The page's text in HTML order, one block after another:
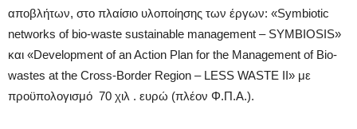
αποβλήτων, στο πλαίσιο υλοποίησης των έργων: «Symbiotic
networks of bio-waste sustainable management – SYMBIOSIS»
και «Development of an Action Plan for the Management of Bio-
wastes at the Cross-Border Region – LESS WASTE II» με
προϋπολογισμό 70 χιλ . ευρώ (πλέον Φ.Π.Α.).